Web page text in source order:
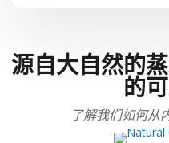
源自大自然的
的
了解我们如何从